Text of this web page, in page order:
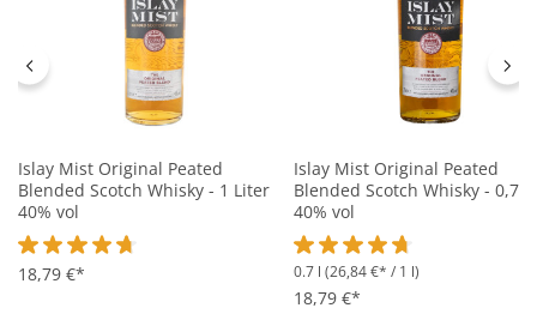
Islay Mist Original Peated
Blended Scotch Whisky - 1 Liter
40% vol
Durchschnittliche Bewertung von 4.8 von 5 Sternen
18,79 €*
Islay Mist Original Peated
Blended Scotch Whisky - 0,7L
40% vol
Durchschnittliche
0.7 l (26,84 €* / 1 l)
18,79 €*